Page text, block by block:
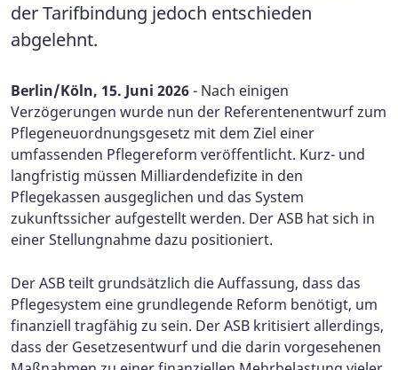
der Tarifbindung jedoch entschieden
abgelehnt.
Berlin/Köln, 15. Juni 2026- Nach einigen
Verzögerungen wurde nun der Referentenentwurf zum
Pflegeneuordnungsgesetz mit dem Ziel einer
umfassenden Pflegereform veröffentlicht. Kurz- und
langfristig müssen Milliardendefizite in den
Pflegekassen ausgeglichen und das System
zukunftssicher aufgestellt werden. Der ASB hat sich in
einer Stellungnahme dazu positioniert.
Der ASB teilt grundsätzlich die Auffassung, dass das
Pflegesystem eine grundlegende Reform benötigt, um
finanziell tragfähig zu sein. Der ASB kritisiert allerdings,
dass der Gesetzesentwurf und die darin vorgesehenen